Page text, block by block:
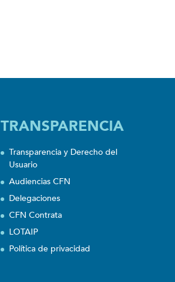
TRANSPARENCIA
Transparencia y Derecho del
Usuario
Audiencias CFN
Delegaciones
CFN Contrata
LOTAIP
Política de privacidad